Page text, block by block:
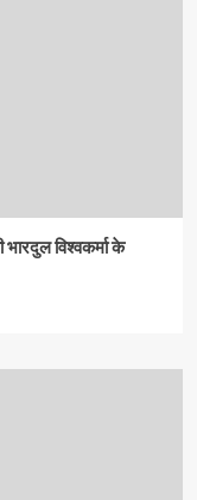
भारदुल विश्वकर्मा के